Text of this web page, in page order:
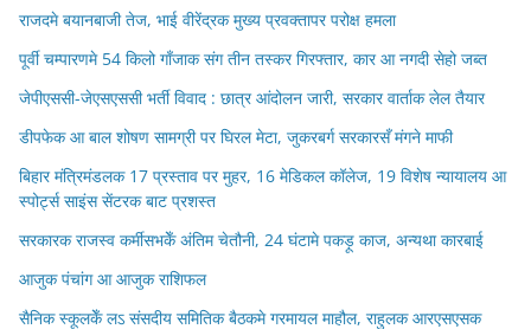
राजदमे बयानबाजी तेज, भाई वीरेंद्रक मुख्य प्रवक्तापर परोक्ष हमला
पूर्वी चम्पारणमे 54 किलो गाँजाक संग तीन तस्कर गिरफ्तार, कार आ नगदी सेहो जब्त
जेपीएससी-जेएसएससी भर्ती विवाद : छात्र आंदोलन जारी, सरकार वार्ताक लेल तैयार
डीपफेक आ बाल शोषण सामग्री पर घिरल मेटा, जुकरबर्ग सरकारसँ मंगने माफी
बिहार मंत्रिमंडलक 17 प्रस्ताव पर मुहर, 16 मेडिकल कॉलेज, 19 विशेष न्यायालय आ
स्पोर्ट्स साइंस सेंटरक बाट प्रशस्त
सरकारक राजस्व कर्मीसभकेँ अंतिम चेतौनी, 24 घंटामे पकड़ू काज, अन्यथा कारबाई
आजुक पंचांग आ आजुक राशिफल
सैनिक स्कूलकेँ लऽ संसदीय समितिक बैठकमे गरमायल माहौल, राहुलक आरएसएसक